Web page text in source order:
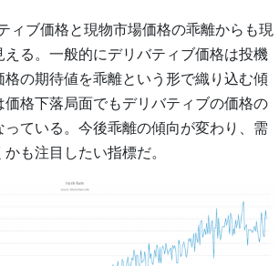
ィブ価格と現物市場価格の乖離からも現
える。一般的にデリバティブ価格は投機
格の期待値を乖離という形で織り込む傾
価格下落局面でもデリバティブの価格の
っている。今後乖離の傾向が変わり、需
も注目したい指標だ。